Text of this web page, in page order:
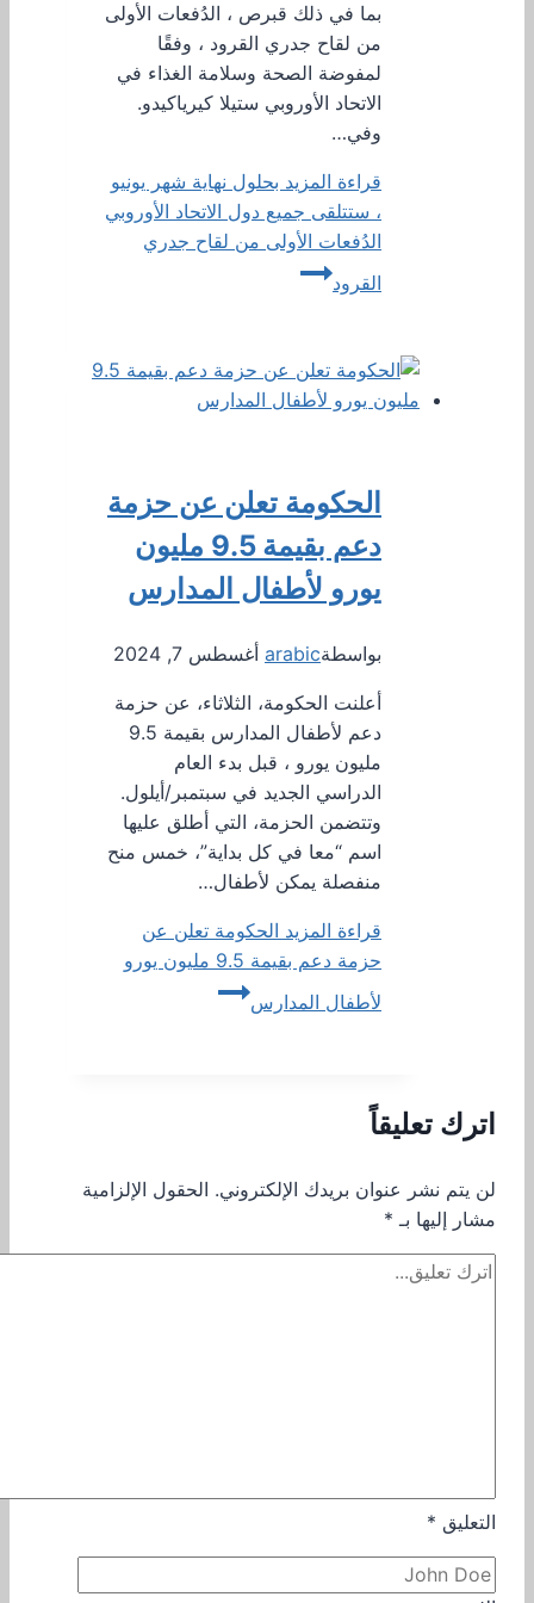
بما في ذلك قبرص ، الدُفعات الأولى
من لقاح جدري القرود ، وفقًا
لمفوضة الصحة وسلامة الغذاء في
الاتحاد الأوروبي ستيلا كيرياكيدو.
وفي…
قراءة المزيد بحلول نهاية شهر يونيو
، ستتلقى جميع دول الاتحاد الأوروبي
الدُفعات الأولى من لقاح جدري
القرود
الحكومة تعلن عن حزمة
دعم بقيمة 9.5 مليون
يورو لأطفال المدارس
بواسطةarabic أغسطس 7, 2024
أعلنت الحكومة، الثلاثاء، عن حزمة
دعم لأطفال المدارس بقيمة 9.5
مليون يورو ، قبل بدء العام
الدراسي الجديد في سبتمبر/أيلول.
وتتضمن الحزمة، التي أطلق عليها
اسم “معا في كل بداية”، خمس منح
منفصلة يمكن لأطفال…
قراءة المزيد الحكومة تعلن عن
حزمة دعم بقيمة 9.5 مليون يورو
لأطفال المدارس
اترك تعليقاً
لن يتم نشر عنوان بريدك الإلكتروني. الحقول الإلزامية
مشار إليها بـ *
التعليق *